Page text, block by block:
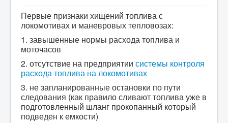
Первые признаки хищений топлива с
локомотивах и маневровых тепловозах:
1. завышенные нормы расхода топлива и
моточасов
2. отсутствие на предприятии системы контроля
расхода топлива на локомотивах
3. не запланированные остановки по пути
следования (как правило сливают топлива уже в
подготовленный шланг прокопанный который
подведен к емкости)